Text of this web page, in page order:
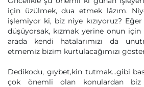
için üzülmek, dua etmek lâzım.
işlemiyor ki, biz niye kızıyoruz?
düşüyorsak, kızmak yerine onun
arada kendi hatalarımızı da
etmemiz bizim kurtulacağımızı
Dedikodu, gıybet,kin tutmak...gibi
çok önemli olan konulardan biz